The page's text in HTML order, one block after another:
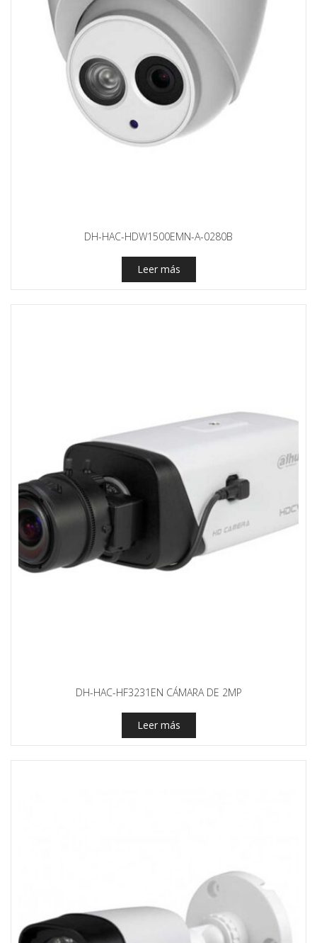
DH-HAC-HDW1500EMN-A-0280B
Leer más
DH-HAC-HF3231EN CÁMARA DE 2MP
Leer más